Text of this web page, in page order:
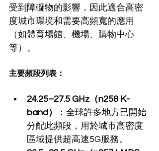
受到障礙物的影響，因此適合高密
度城市環境和需要高頻寬的應用
（如體育場館、機場、購物中心
等）。
主要頻段列表：
24.25–27.5 GHz（n258 K-
band）
：全球許多地方已開始
分配此頻段，用於城市高密度
區域提供超高速5G服務。